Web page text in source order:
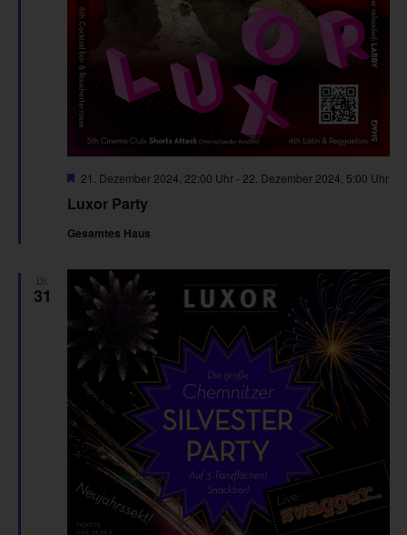
Luxor Party
Hervorgehoben
21. Dezember 2024, 22:00 Uhr- 22. Dezember 2024, 5:00 Uhr
Gesamtes Haus
DI.
31